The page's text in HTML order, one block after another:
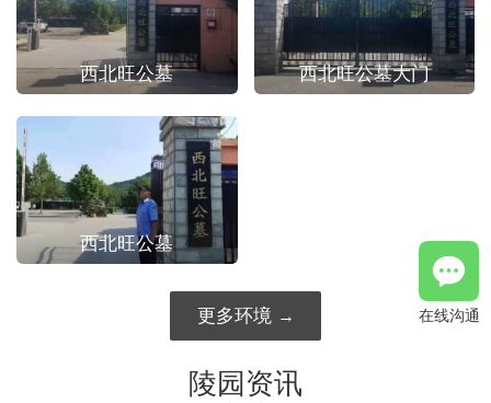
西北旺公墓 西北旺公墓大门
西北旺公墓
更多环境
陵园资讯
在线沟通